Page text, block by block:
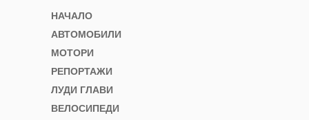
НАЧАЛО
АВТОМОБИЛИ
МОТОРИ
РЕПОРТАЖИ
ЛУДИ ГЛАВИ
ВЕЛОСИПЕДИ